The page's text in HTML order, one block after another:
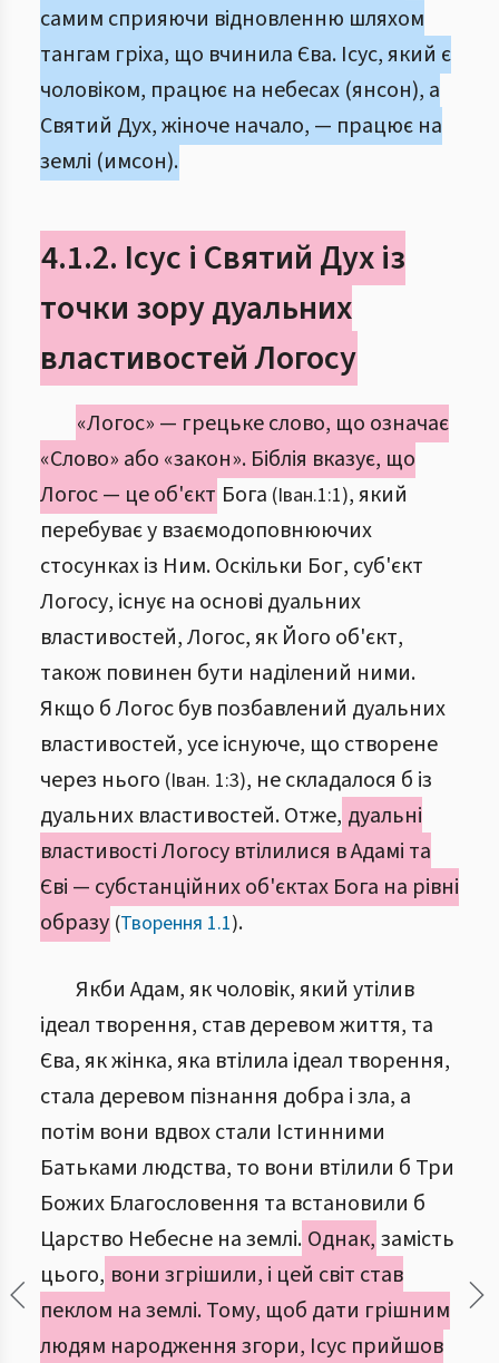
самим сприяючи відновленню шляхом
тангам гріха, що вчинила Єва. Ісус, який є
чоловіком, працює на небесах (янсон), а
Святий Дух, жіноче начало, — працює на
землі (имсон).
4.1.2. Ісус і Святий Дух із
точки зору дуальних
властивостей Логосу
«Логос» — грецьке слово, що означає
«Слово» або «закон». Біблія вказує, що
Логос — це об'єкт Бога (Іван.1:1), який
перебуває у взаємодоповнюючих
стосунках із Ним. Оскільки Бог, суб'єкт
Логосу, існує на основі дуальних
властивостей, Логос, як Його об'єкт,
також повинен бути наділений ними.
Якщо б Логос був позбавлений дуальних
властивостей, усе існуюче, що створене
через нього (Іван. 1:3), не складалося б із
дуальних властивостей. Отже, дуальні
властивості Логосу втілилися в Адамі та
Єві — субстанційних об'єктах Бога на рівні
образу (Творення 1.1).
Якби Адам, як чоловік, який утілив
ідеал творення, став деревом життя, та
Єва, як жінка, яка втілила ідеал творення,
стала деревом пізнання добра і зла, а
потім вони вдвох стали Істинними
Батьками людства, то вони втілили б Три
Божих Благословення та встановили б
Царство Небесне на землі. Однак, замість
цього, вони згрішили, і цей світ став
пеклом на землі. Тому, щоб дати грішним
людям народження згори, Ісус прийшов